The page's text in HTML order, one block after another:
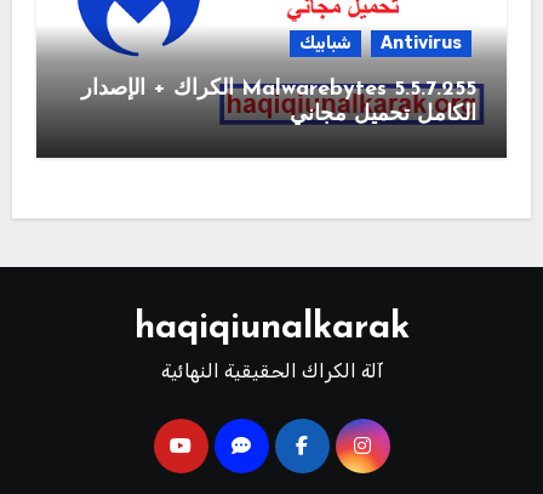
Antivirus شبابيك
Malwarebytes 5.5.7.255 الكراك + الإصدار
الكامل تحميل مجاني
haqiqiunalkarak
آلة الكراك الحقيقية النهائية